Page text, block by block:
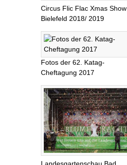
Circus Flic Flac Xmas Show
Bielefeld 2018/ 2019
Fotos der 62. Katag-
Cheftagung 2017
Landesgartenschau Bad